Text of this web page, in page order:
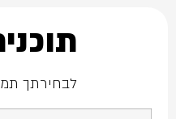
לבחירתך